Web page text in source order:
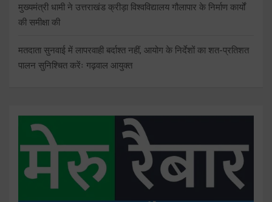
मुख्यमंत्री धामी ने उत्तराखंड क्रीड़ा विश्वविद्यालय गौलापार के निर्माण कार्यों
की समीक्षा की
मतदाता सुनवाई में लापरवाही बर्दाश्त नहीं, आयोग के निर्देशों का शत-प्रतिशत
पालन सुनिश्चित करेंः गढ़वाल आयुक्त